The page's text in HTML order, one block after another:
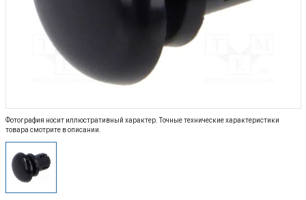
Фотография носит иллюстративный характер. Точные технические характеристики
товара смотрите в описании.